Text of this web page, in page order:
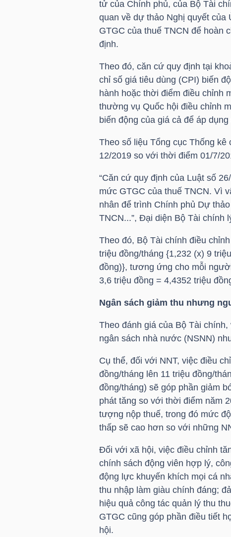
tử của Chính phủ, của Bộ Tài
quan về dự thảo Nghị quyết
GTGC của thuế TNCN để hoàn
định.
Theo đó, căn cứ quy định tại
chỉ số giá tiêu dùng (CPI) biến
hành hoặc thời điểm điều chỉnh
thường vụ Quốc hội điều chỉnh
biến động của giá cả để áp
Theo số liệu Tổng cục Thống kê
12/2019 so với thời điểm 01/7/
“Căn cứ quy định của Luật số
mức GTGC của thuế TNCN. Vì
nhân để trình Chính phủ Dự
TNCN...”, Đại diện Bộ Tài chính
Theo đó, Bộ Tài chính điều
triệu đồng/tháng {1,232 (x) 9
đồng)}, tương ứng cho mỗi
3,6 triệu đồng = 4,4352 triệu
Ngân sách giảm thu nhưng
Theo đánh giá của Bộ Tài
ngân sách nhà nước (NSNN)
Cụ thể, đối với NNT, việc điều
đồng/tháng lên 11 triệu đồng/
đồng/tháng) sẽ góp phần giảm
phát tăng so với thời điểm năm
tượng nộp thuế, trong đó mức
thấp sẽ cao hơn so với những
Đối với xã hội, việc điều chỉnh
chính sách động viên hợp lý,
động lực khuyến khích mọi cá
thu nhập làm giàu chính đáng;
hiệu quả công tác quản lý thu
GTGC cũng góp phần điều tiết
hội.